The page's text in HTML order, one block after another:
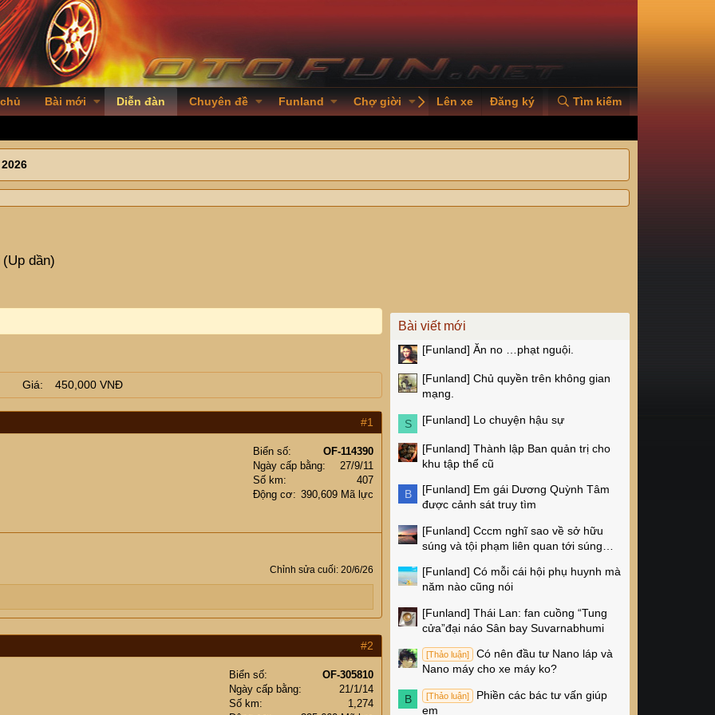
Bài mới Diễn đàn Chuyên đề Funland Chợ giời PVOILVGC2026
Lên xe Đăng ký Tìm kiếm
dần)
Giá 450,000 VNĐ
#1
Biển số
OF-114390
Ngày cấp bằng
27/9/11
Số km
407
Động cơ
390,609 Mã lực
Chỉnh sửa cuối: 20/6/26
#2
Biển số
OF-305810
Ngày cấp bằng
21/1/14
Số km
1,274
Bài viết mới
[Funland] Ăn no …phạt nguội.
[Funland] Chủ quyền trên không gian
mạng.
S [Funland] Lo chuyện hậu sự
[Funland] Thành lập Ban quản trị cho
khu tập thể cũ
B [Funland] Em gái Dương Quỳnh Tâm
được cảnh sát truy tìm
[Funland] Cccm nghĩ sao về sở hữu
súng và tội phạm liên quan tới súng
[Funland] Có mỗi cái hội phụ huynh mà
năm nào cũng nói
[Funland] Thái Lan: fan cuồng “Tung
cửa”đại náo Sân bay Suvarnabhumi
[Thảo luận]
Có nên đầu tư Nano láp và
Nano máy cho xe máy ko?
B [Thảo luận]
Phiền các bác tư vấn giúp
em